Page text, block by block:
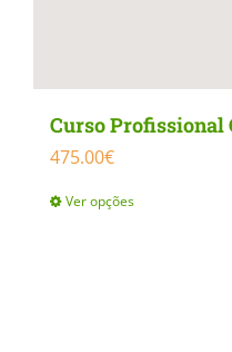
Curso Profissional
475.00€
Ver opções